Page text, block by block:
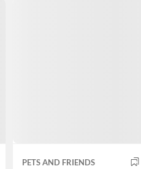
PETS AND FRIENDS